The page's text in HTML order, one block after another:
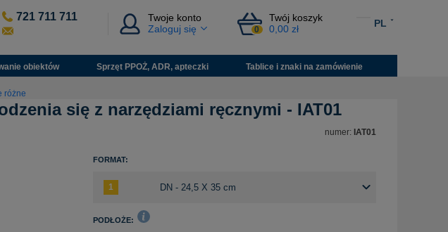
721 711 711
Twoje konto
Zaloguj się
Twój koszyk
0 0,00 zł
PL
obiektów Sprzęt PPOŻ, ADR, apteczki Tablice i znaki na zamówienie
różne
się z narzędziami ręcznymi - IAT01
numer: IAT01
FORMAT:
PODŁOŻE: